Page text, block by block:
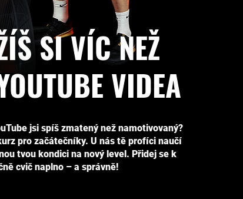
SI VÍC NEŽ
VIDEA
jsi spíš zmatený než namotivovaný?
pro začátečníky. U nás tě profíci naučí
tvou kondici na nový level. Přidej se k
cvič naplno – a správně!